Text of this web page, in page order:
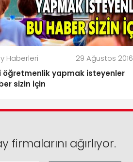
Haberleri
29 Ağustos 2016
öğretmenlik yapmak isteyenler
sizin için
firmalarını ağırlıyor.